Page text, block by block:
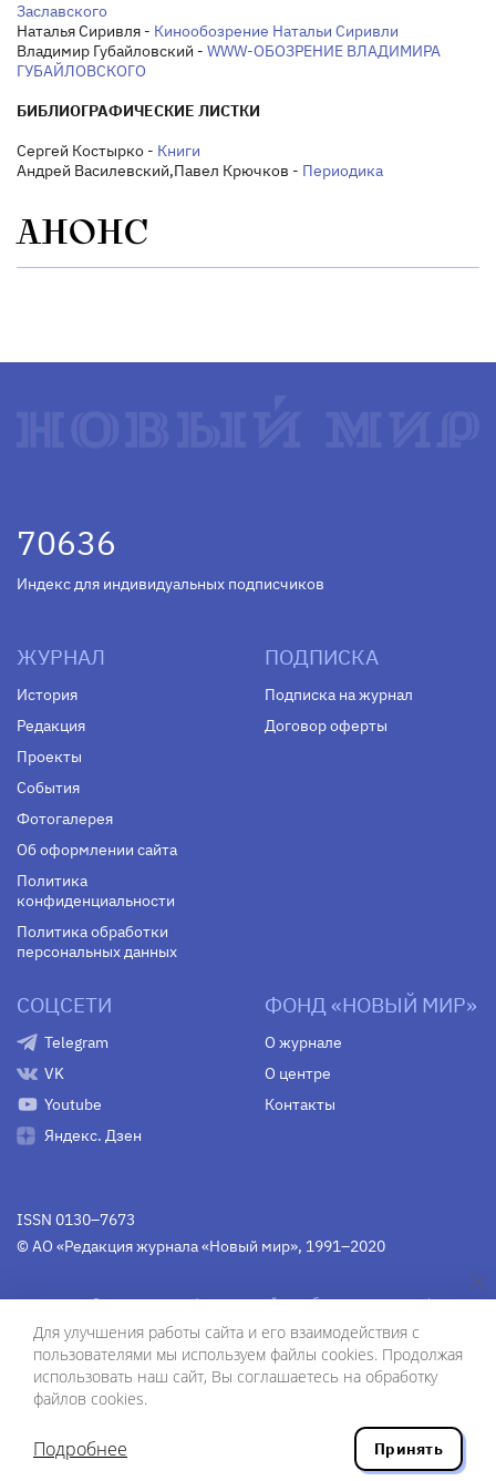
Заславского
Наталья Сиривля - Кинообозрение Натальи Сиривли
Владимир Губайловский - WWW-ОБОЗРЕНИЕ ВЛАДИМИРА
ГУБАЙЛОВСКОГО
БИБЛИОГРАФИЧЕСКИЕ ЛИСТКИ
Сергей Костырко - Книги
Андрей Василевский,Павел Крючков - Периодика
АНОНС
70636
Индекс для индивидуальных подписчиков
ЖУРНАЛ
История
Редакция
Проекты
События
Фотогалерея
Об оформлении сайта
Политика
конфиденциальности
Политика обработки
персональных данных
ПОДПИСКА
Подписка на журнал
Договор оферты
СОЦСЕТИ
Telegram
VK
Youtube
Яндекс. Дзен
ФОНД «НОВЫЙ МИР»
О журнале
О центре
Контакты
ISSN 0130–7673
© АО «Редакция журнала «Новый мир», 1991–2020
Свидетельство Федеральной службы по надзору в сфере
коммуникаций средства массовой информации
(Роскомнадзор)ПИ № Фс 77-75754 от 13 июня 2019 г.
Разработка сайта — ООО «Инфодизайн»
Для улучшения работы сайта и его взаимодействия с
пользователями мы используем файлы cookies. Продолжая
использовать наш сайт, Вы соглашаетесь на обработку
файлов cookies.
Подробнее Принять